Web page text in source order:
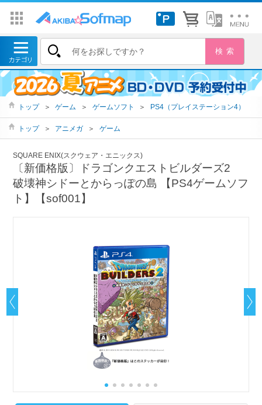
トップ ＞ ゲーム ＞ ゲームソフト ＞ PS4（プレイステーション4）
トップ ＞ アニメガ ＞ ゲーム
SQUARE ENIX(スクウェア・エニックス)
〔新価格版〕ドラゴンクエストビルダーズ2
破壊神シドーとからっぽの島 【PS4ゲームソフ
ト】【sof001】